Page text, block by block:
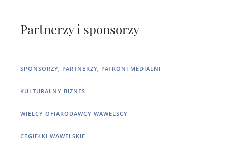
Partnerzy i sponsorzy
SPONSORZY, PARTNERZY, PATRONI MEDIALNI
KULTURALNY BIZNES
WIELCY OFIARODAWCY WAWELSCY
CEGIEŁKI WAWELSKIE